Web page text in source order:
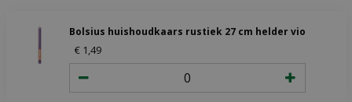
Bolsius huishoudkaars rustiek 27 cm helder violet
€ 1,49